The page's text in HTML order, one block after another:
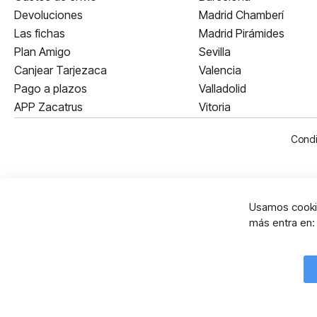
Devoluciones
Las fichas
Plan Amigo
Canjear Tarjezaca
Pago a plazos
APP Zacatrus
Madrid Chamberí
Madrid Pirámides
Sevilla
Valencia
Valladolid
Vitoria
Usamos
más entra en: